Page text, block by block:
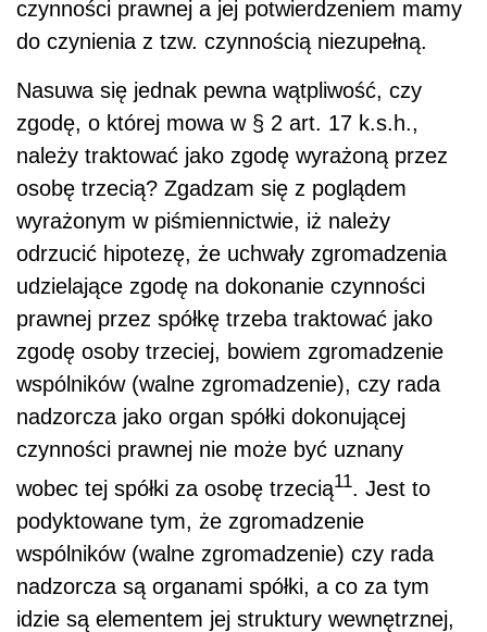
czynności prawnej a jej potwierdzeniem mamy
do czynienia z tzw. czynnością niezupełną.
Nasuwa się jednak pewna wątpliwość, czy
zgodę, o której mowa w § 2 art. 17 k.s.h.,
należy traktować jako zgodę wyrażoną przez
osobę trzecią? Zgadzam się z poglądem
wyrażonym w piśmiennictwie, iż należy
odrzucić hipotezę, że uchwały zgromadzenia
udzielające zgodę na dokonanie czynności
prawnej przez spółkę trzeba traktować jako
zgodę osoby trzeciej, bowiem zgromadzenie
wspólników (walne zgromadzenie), czy rada
nadzorcza jako organ spółki dokonującej
czynności prawnej nie może być uznany
wobec tej spółki za osobę trzecią11. Jest to
podyktowane tym, że zgromadzenie
wspólników (walne zgromadzenie) czy rada
nadzorcza są organami spółki, a co za tym
idzie są elementem jej struktury wewnętrznej,